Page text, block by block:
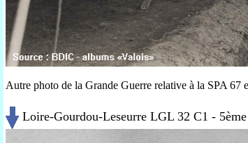
Autre photo de la Grande Guerre relative à la SPA 67
Loire-Gourdou-Leseurre LGL 32 C1 -